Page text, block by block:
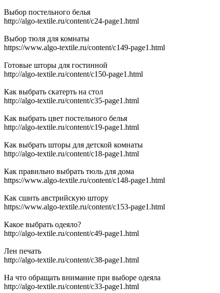
Выбор постельного белья
http://algo-textile.ru/content/c24-page1.html
Выбор тюля для комнаты
https://www.algo-textile.ru/content/c149-page1.html
Готовые шторы для гостинной
http://algo-textile.ru/content/c150-page1.html
Как выбрать скатерть на стол
http://algo-textile.ru/content/c35-page1.html
Как выбрать цвет постельного белья
http://algo-textile.ru/content/c19-page1.html
Как выбрать шторы для детской комнаты
http://algo-textile.ru/content/c18-page1.html
Как правильно выбрать тюль для дома
https://www.algo-textile.ru/content/c148-page1.html
Как сшить австрийскую штору
https://www.algo-textile.ru/content/c153-page1.html
Какое выбрать одеяло?
http://algo-textile.ru/content/c49-page1.html
Лен печать
http://algo-textile.ru/content/c38-page1.html
На что обращать внимание при выборе одеяла
http://algo-textile.ru/content/c33-page1.html